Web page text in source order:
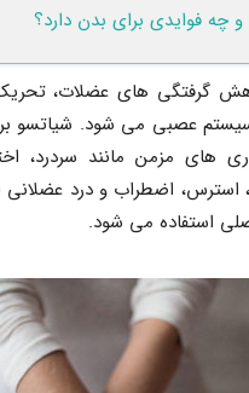
فوایدی برای بدن دارد؟
گرفتگی های عضلات،
عصبی می شود. شیاتسو
های مزمن مانند سردرد،
اضطراب و درد عضلانی
استفاده می شود.